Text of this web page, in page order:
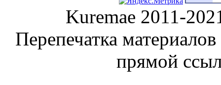
Kuremae 2011-
Перепечатка
прямой